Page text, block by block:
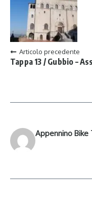
Articolo precedente
Tappa 13 / Gubbio –
Appennino Bike